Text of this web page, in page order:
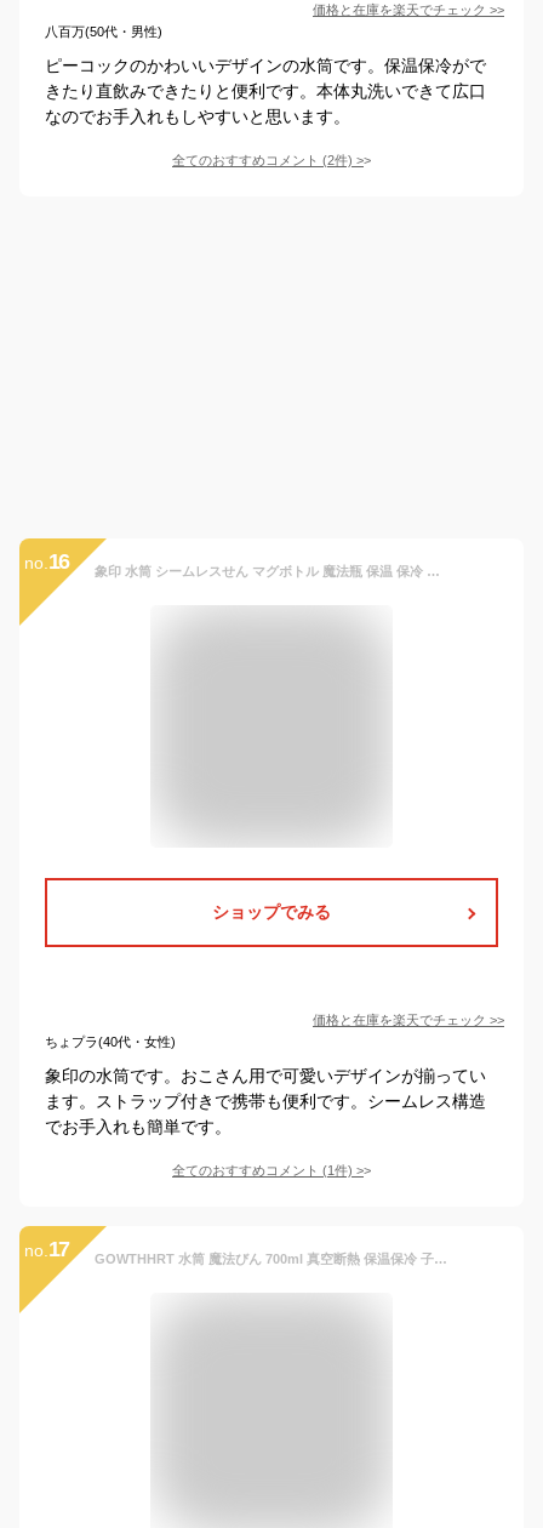
価格と在庫を楽天でチェック >>
八百万(50代・男性)
ピーコックのかわいいデザインの水筒です。保温保冷がで
きたり直飲みできたりと便利です。本体丸洗いできて広口
なのでお手入れもしやすいと思います。
全てのおすすめコメント (2件) >
no. 16 象印 水筒 シームレスせん マグボトル 魔法瓶 保温 保冷 蓋付き ポーチ付き 480ml 0.48L【お祝い プレゼント】ステンレスマグ TUFF ZOJIRUSHI SM-UA48-VZ ユニコーンパープル
ショップでみる
価格と在庫を楽天でチェック >>
ちょプラ(40代・女性)
象印の水筒です。おこさん用で可愛いデザインが揃ってい
ます。ストラップ付きで携帯も便利です。シームレス構造
でお手入れも簡単です。
全てのおすすめコメント (1件) >
no. 17 GOWTHHRT 水筒 魔法びん 700ml 真空断熱 保温保冷 子供 316ステンレス ストロー 魔法瓶 可愛い ワンタッチ 洗いやすい ハンドル付 キッズボトル 漏れない 女の子 男の子 保育園 通学 遠足 旅行 プレゼント (パープル)